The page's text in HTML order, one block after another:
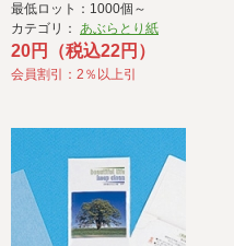
最低ロット：1000個～
カテゴリ： あぶらとり紙
20円（税込22円）
会員割引：2％以上引